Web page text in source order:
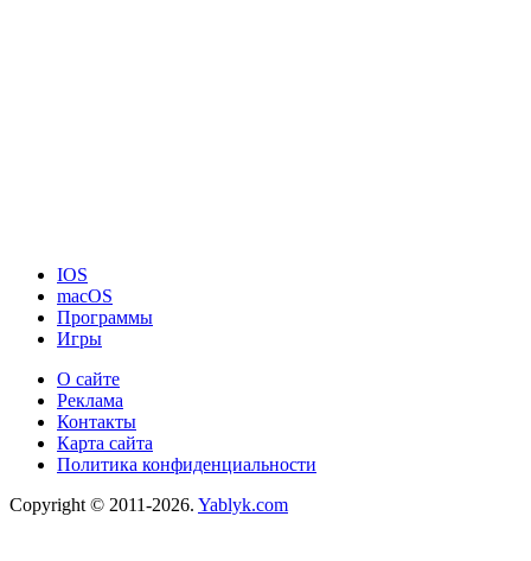
IOS
macOS
Программы
Игры
О сайте
Реклама
Контакты
Карта сайта
Политика конфиденциальности
Copyright © 2011-2026. Yablyk.сom